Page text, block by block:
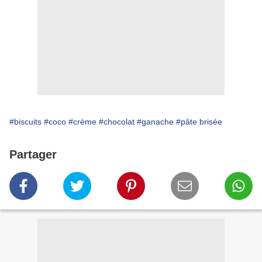
#biscuits #coco #crème #chocolat #ganache #pâte brisée
Partager